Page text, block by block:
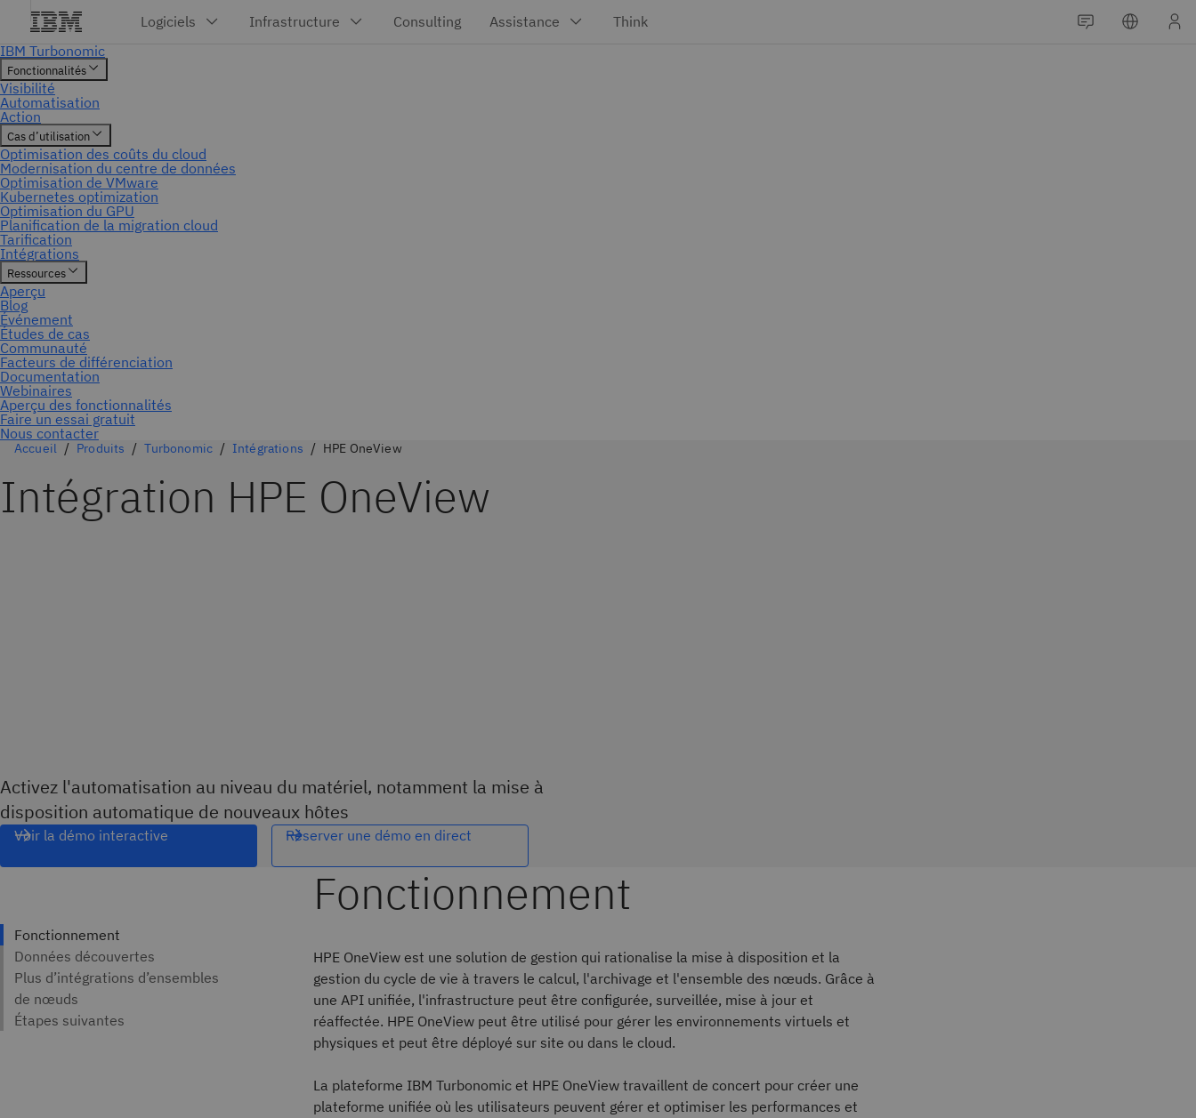
Nous contacter
Accueil Produits Turbonomic Intégrations HPE OneView
Intégration HPE OneView
Activez l'automatisation au niveau du matériel, notamment la mise à
disposition automatique de nouveaux hôtes
Voir la démo interactive Réserver une démo en direct
HPE OneView est une solution de gestion qui rationalise la mise à disposition et la
gestion du cycle de vie à travers le calcul, l'archivage et l'ensemble des nœuds. Grâce à
une API unifiée, l'infrastructure peut être configurée, surveillée, mise à jour et
réaffectée. HPE OneView peut être utilisé pour gérer les environnements virtuels et
physiques et peut être déployé sur site ou dans le cloud.
La plateforme IBM Turbonomic et HPE OneView travaillent de concert pour créer une
plateforme unifiée où les utilisateurs peuvent gérer et optimiser les performances et